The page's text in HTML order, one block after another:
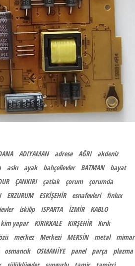
ADIYAMAN adrese AĞRI
akdeniz
askı ayak bahçelievler BATMAN
bayat
ÇANKIRI çatlak çorum
çorumda
ERZURUM ESKİŞEHİR esnafevleri
finlux
iskilip ISPARTA İZMİR
KABLO
kim yapar KIRIKKALE KIRŞEHİR
Kırık
merkez Merkezi MERSİN metal
mimar
osmancık OSMANİYE panel parça
plazma